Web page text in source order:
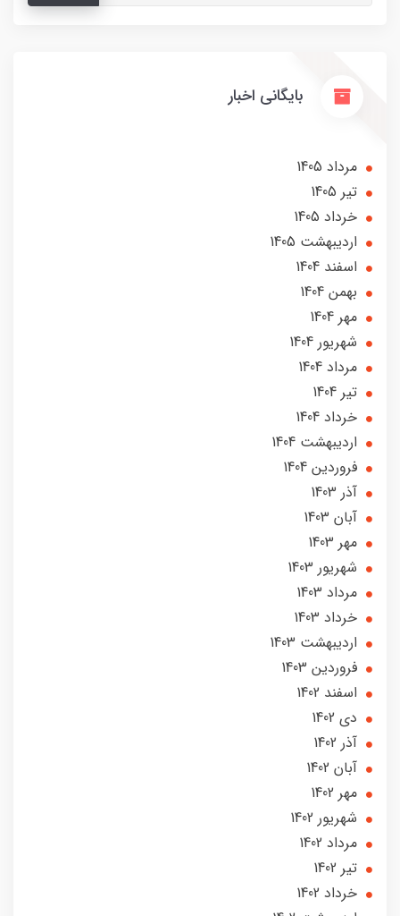
بایگانی اخبار
مرداد 1405
تير 1405
خرداد 1405
ارديبهشت 1405
اسفند 1404
بهمن 1404
مهر 1404
شهریور 1404
مرداد 1404
تير 1404
خرداد 1404
ارديبهشت 1404
فروردین 1404
آذر 1403
آبان 1403
مهر 1403
شهریور 1403
مرداد 1403
خرداد 1403
ارديبهشت 1403
فروردین 1403
اسفند 1402
دی 1402
آذر 1402
آبان 1402
مهر 1402
شهریور 1402
مرداد 1402
تير 1402
خرداد 1402